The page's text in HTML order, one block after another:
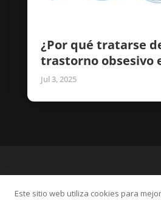
¿Por qué tratarse
trastorno obsesivo
Jul 3, 2025
Este sitio web utiliza cookies para